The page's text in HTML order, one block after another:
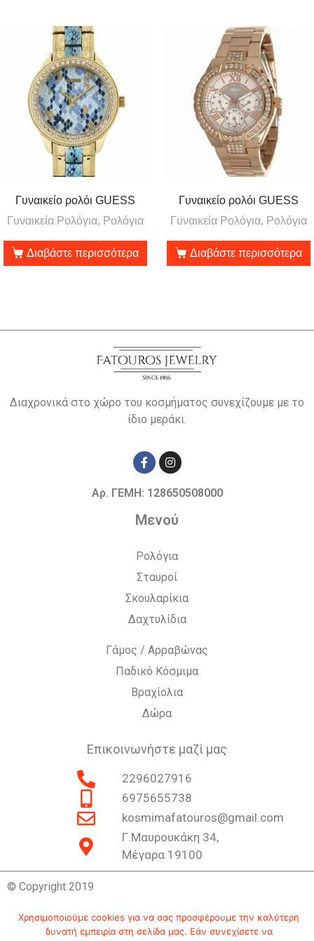
Γυναικείο ρολόι GUESS
Γυναικεία Ρολόγια, Ρολόγια
Διαβάστε περισσότερα
Γυναικείο ρολόι GUESS
Γυναικεία Ρολόγια, Ρολόγια
Διαβάστε περισσότερα
Διαχρονικά στο χώρο του κοσμήματος συνεχίζουμε με το
ίδιο μεράκι.
Αρ. ΓΕΜΗ: 128650508000
Μενού
Ρολόγια
Σταυροί
Σκουλαρίκια
Δαχτυλίδια
Γάμος / Αρραβώνας
Παδικό Κόσμιμα
Βραχίολια
Δώρα
Επικοινωνήστε μαζί μας
2296027916
6975655738
kosmimafatouros@gmail.com
Γ.Μαυρουκάκη 34,
Μέγαρα 19100
© Copyright 2019
Επικοινωνία Ιστορία Πολιτική Απορρήτου
Χρησιμοποιούμε cookies για να σας προσφέρουμε την καλύτερη
δυνατή εμπειρία στη σελίδα μας. Εάν συνεχίσετε να